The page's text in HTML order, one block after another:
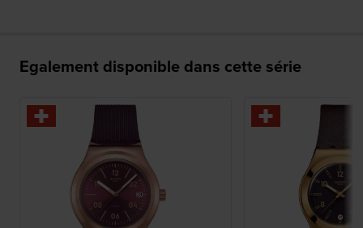
Egalement disponible dans cette série